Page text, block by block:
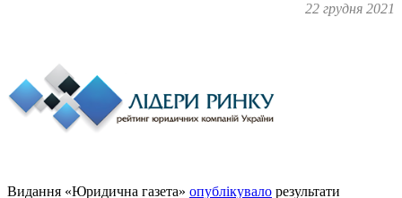
22 грудня 2021
Видання «Юридична газета» опублікувало результати